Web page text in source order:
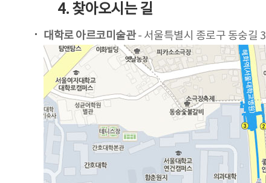
4. 찾아오시는 길
대학로 아르코미술관- 서울특별시 종로구 동숭길 3